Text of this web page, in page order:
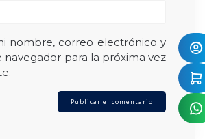
nombre, correo electrónico y
navegador para la próxima vez